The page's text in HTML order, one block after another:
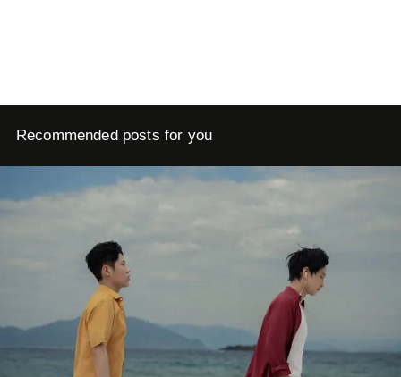
Recommended posts for you